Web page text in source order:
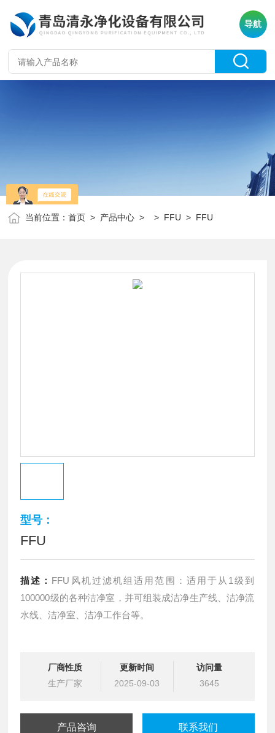
导航
当前位置：首页 > 产品中心 > > FFU > FFU
型号：
FFU
描述： FFU风机过滤机组适用范围：适用于从1级到
100000级的各种洁净室，并可组装成洁净生产线、洁净流
水线、洁净室、洁净工作台等。
厂商性质
生产厂家
更新时间
2025-09-03
访问量
3645
产品咨询 联系我们